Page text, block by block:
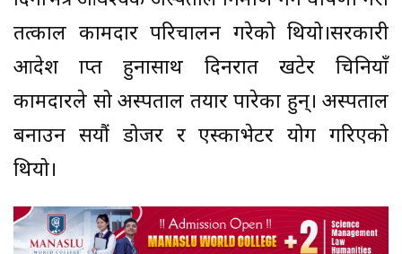
तत्काल कामदार परिचालन गरेको थियो।सरकारी
आदेश प्राप्त हुनासाथ दिनरात खटेर चिनियाँ
कामदारले सो अस्पताल तयार पारेका हुन्। अस्पताल
बनाउन सयौं डोजर र एस्काभेटर प्रयोग गरिएको
थियो।